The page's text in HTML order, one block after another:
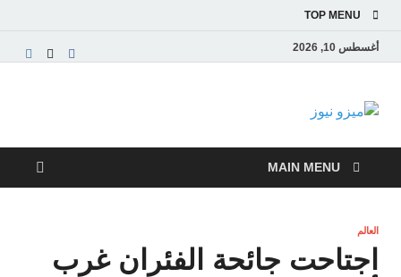
TOP MENU
أغسطس 10, 2026
ميزو نيوز
والاقتصادية
MAIN MENU
العالم
اجتاحت جائحة الفئران غرب